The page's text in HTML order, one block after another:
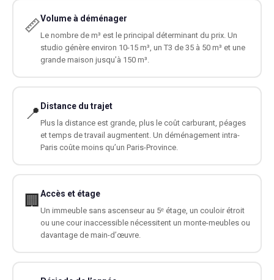
📏Volume à déménager
Le nombre de m³ est le principal déterminant du prix. Un
studio génère environ 10-15 m³, un T3 de 35 à 50 m³ et une
grande maison jusqu’à 150 m³.
📍 Distance du trajet
Plus la distance est grande, plus le coût carburant, péages
et temps de travail augmentent. Un déménagement intra-
Paris coûte moins qu’un Paris-Province.
🏢 Accès et étage
Un immeuble sans ascenseur au 5ᵉ étage, un couloir étroit
ou une cour inaccessible nécessitent un monte-meubles ou
davantage de main-d’œuvre.